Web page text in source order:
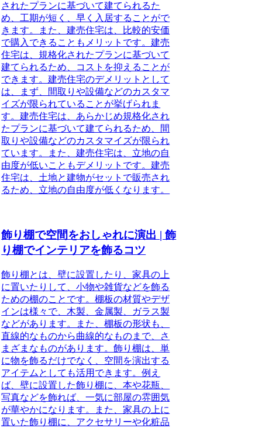
されたプランに基づいて建てられるた
め、工期が短く、早く入居することがで
きます。また、建売住宅は、比較的安価
で購入できることもメリットです。建売
住宅は、規格化されたプランに基づいて
建てられるため、コストを抑えることが
できます。建売住宅のデメリットとして
は、まず、間取りや設備などのカスタマ
イズが限られていることが挙げられま
す。建売住宅は、あらかじめ規格化され
たプランに基づいて建てられるため、間
取りや設備などのカスタマイズが限られ
ています。また、建売住宅は、立地の自
由度が低いこともデメリットです。建売
住宅は、土地と建物がセットで販売され
るため、立地の自由度が低くなります。
飾り棚で空間をおしゃれに演出 | 飾
り棚でインテリアを飾るコツ
飾り棚とは、壁に設置したり、家具の上
に置いたりして、小物や雑貨などを飾る
ための棚のことです。棚板の材質やデザ
インは様々で、木製、金属製、ガラス製
などがあります。また、棚板の形状も、
直線的なものから曲線的なものまで、さ
まざまなものがあります。飾り棚は、単
に物を飾るだけでなく、空間を演出する
アイテムとしても活用できます。例え
ば、壁に設置した飾り棚に、本や花瓶、
写真などを飾れば、一気に部屋の雰囲気
が華やかになります。また、家具の上に
置いた飾り棚に、アクセサリーや化粧品